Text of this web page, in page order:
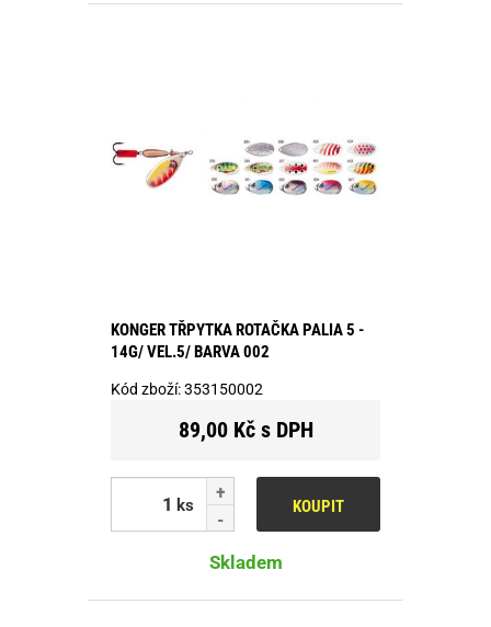
KONGER TŘPYTKA ROTAČKA PALIA 5 -
14G/ VEL.5/ BARVA 002
Kód zboží:353150002
89,00 Kč s DPH
ks KOUPIT
Skladem